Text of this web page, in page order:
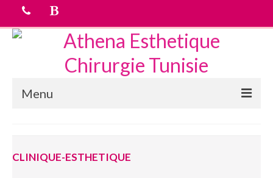
Menu
chirurgie esthetique
CLINIQUE-ESTHETIQUE